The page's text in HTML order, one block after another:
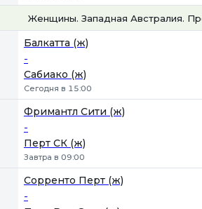
Женщины. Западная Австралия.
Балкатта (ж)
-
Сабиако (ж)
Сегодня в 15:00
Фримантл Сити (ж)
-
Перт СК (ж)
Завтра в 09:00
Сорренто Перт (ж)
-